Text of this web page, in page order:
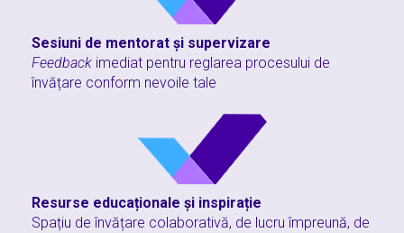
Sesiuni de mentorat și supervizare
Feedback imediat pentru reglarea procesului de
învățare conform nevoile tale
Resurse educaționale și inspirație
Spațiu de învățare colaborativă, de lucru împreună, de